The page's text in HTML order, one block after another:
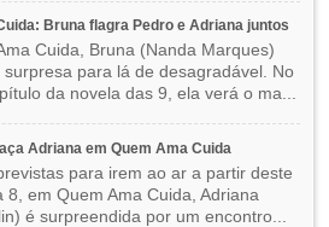
Bruna flagra Pedro e Adriana juntos
Cuida, Bruna (Nanda Marques)
para lá de desagradável. No
da novela das 9, ela verá o ma...
Adriana em Quem Ama Cuida
para irem ao ar a partir deste
8, em Quem Ama Cuida, Adriana
é surpreendida por um encontro...